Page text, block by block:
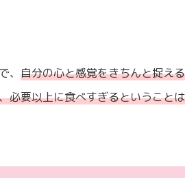
、 自分の心と感覚をきちんと捉える
必要以上に食べすぎるということは